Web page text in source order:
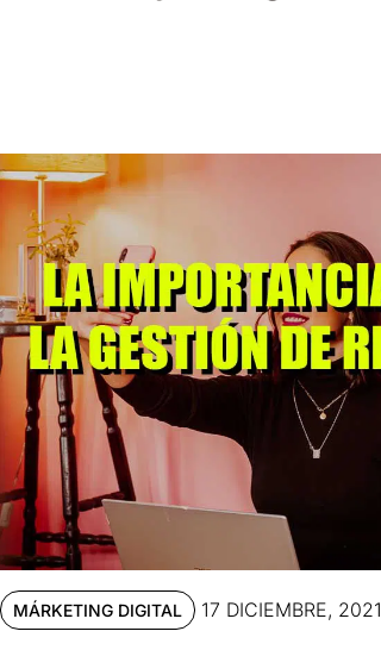
MÁRKETING DIGITAL 17 DICIEMBRE, 2021